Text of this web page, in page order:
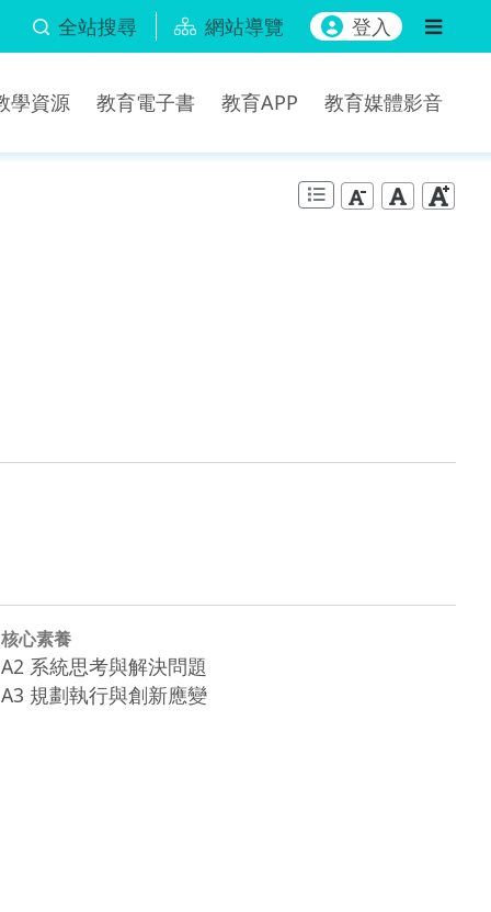
全站搜尋 網站導覽 登入
學資源 教育電子書 教育APP 教育媒體影音
核心素養
A2 系統思考與解決問題
A3 規劃執行與創新應變